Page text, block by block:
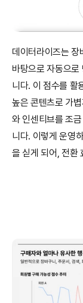
데이터라이즈는 장
바탕으로 자동으
니다. 이 점수를 활
높은 콘텐츠로 가
와 인센티브를 조
니다. 이렇게 운영
을 싣게 되어, 전환